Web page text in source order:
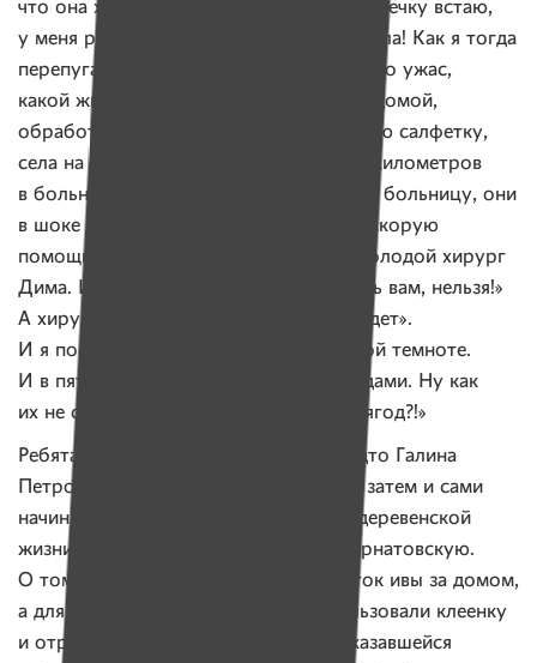
что она хорошо обезболивает. Потихонечку встаю,
у меня разорвана нога. От жира треснула! Как я тогда
перепугалась! Я похудела за 10 дней. Это ужас,
какой жир! А уже темнело, я приехала домой,
обработала рану, положила стерильную салфетку,
села на велосипед и поехала за девять километров
в больницу. Нашла в Бешенковичах эту больницу, они
в шоке были, мол, чего вы не вызвали скорую
помощь?! Короче, мне рану зашили, молодой хирург
Дима. И все мне говорят: «Нельзя ехать вам, нельзя!»
А хирург говорит: «Она все равно поедет».
И я поехала домой в абсолютно черной темноте.
И в пять утра уже отправилась за ягодами. Ну как
их не собирать, когда столько много ягод?!»
Ребята слушают эту историю так, будто Галина
Петровна рассказывает ее впервые. А затем и сами
начинают наперебой рассказывать о деревенской
жизни, которая так непохожа на интернатовскую.
О том, как они строили шалаш из веток ивы за домом,
а для навеса от дождя изнутри использовали клеенку
и отрез первой попавшейся ткани, оказавшейся